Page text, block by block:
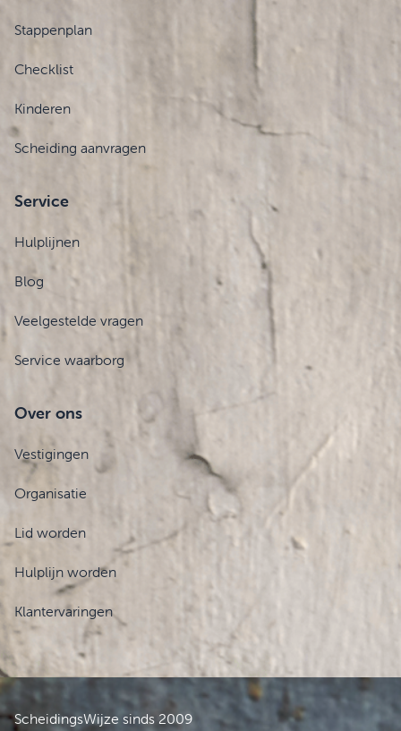
Stappenplan
Checklist
Kinderen
Scheiding aanvragen
Service
Hulplijnen
Blog
Veelgestelde vragen
Service waarborg
Over ons
Vestigingen
Organisatie
Lid worden
Hulplijn worden
Klantervaringen
ScheidingsWijze sinds 2009